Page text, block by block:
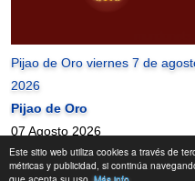
Este sitio web utiliza cookies a través de
métricas y publicidad, si continúa
Pijao de Oro viernes 7 de
2026
Pijao de Oro
07 Agosto 2026